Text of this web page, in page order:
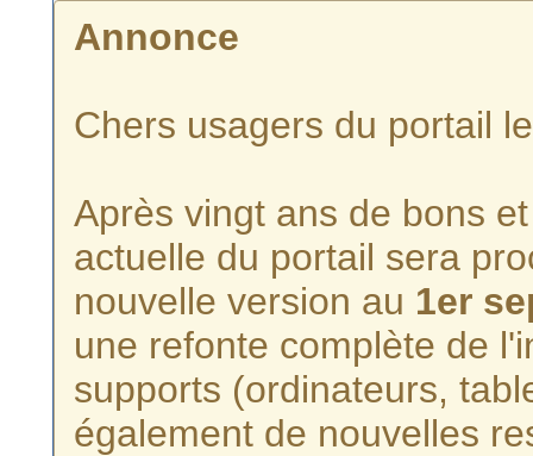
Annonce
Chers usagers du portail
Après vingt ans de bons
actuelle du portail sera
nouvelle version au 1er
une refonte complète de
supports (ordinateurs,
également de nouvelles